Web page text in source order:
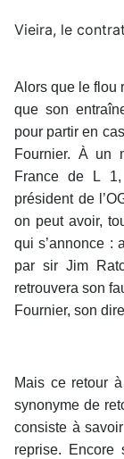
Vieira, le
Alors que le flou
que son
pour partir en
Fournier. À un
France de L
président de
on peut avoir,
qui s’annonce :
par sir Jim
retrouvera son
Fournier, son
Mais ce retour
synonyme de
consiste à
reprise. Encore